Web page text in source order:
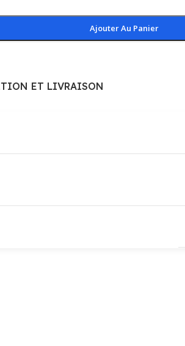
Ajouter Au Panier
ET LIVRAISON